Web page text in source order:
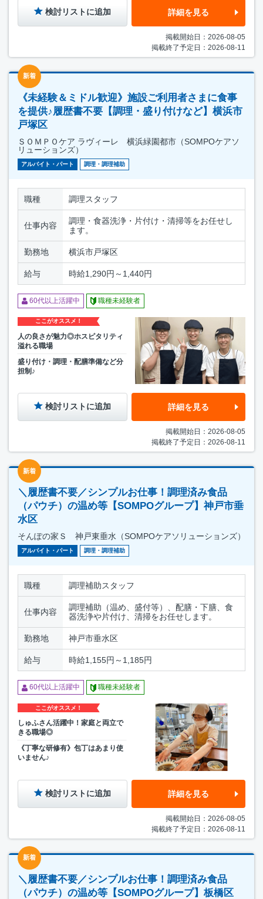
検討リストに追加 詳細を見る
掲載開始日：2026-08-05
掲載終了予定日：2026-08-11
新着
《未経験＆ミドル歓迎》施設ご利用者さまに食事
を提供♪履歴書不要【調理・盛り付けなど】横浜市
戸塚区
ＳＯＭＰＯケア ラヴィーレ 横浜緑園都市（SOMPOケアソ
リューションズ）
アルバイト・パート 調理・調理補助
職種 調理スタッフ
仕事内容
調理・食器洗浄・片付け・清掃等をお任せし
ます。
勤務地 横浜市戸塚区
給与 時給1,290円～1,440円
60代以上活躍中 職種未経験者
ここがオススメ！
人の良さが魅力◎ホスピタリティ
溢れる職場
盛り付け・調理・配膳準備など分
担制♪
検討リストに追加 詳細を見る
掲載開始日：2026-08-05
掲載終了予定日：2026-08-11
新着
＼履歴書不要／シンプルお仕事！調理済み食品
（パウチ）の温め等【SOMPOグループ】神戸市垂
水区
そんぽの家Ｓ 神戸東垂水（SOMPOケアソリューションズ）
アルバイト・パート 調理・調理補助
職種 調理補助スタッフ
仕事内容
調理補助（温め、盛付等）、配膳・下膳、食
器洗浄や片付け、清掃をお任せします。
勤務地 神戸市垂水区
給与 時給1,155円～1,185円
60代以上活躍中 職種未経験者
ここがオススメ！
しゅふさん活躍中！家庭と両立で
きる職場◎
《丁寧な研修有》包丁はあまり使
いません♪
検討リストに追加 詳細を見る
掲載開始日：2026-08-05
掲載終了予定日：2026-08-11
新着
＼履歴書不要／シンプルお仕事！調理済み食品
（パウチ）の温め等【SOMPOグループ】板橋区